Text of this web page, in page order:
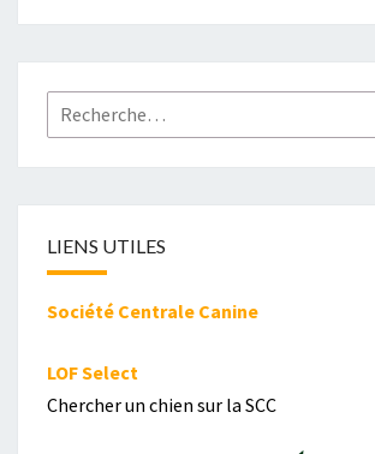
Rechercher :
LIENS UTILES
Société Centrale Canine
LOF Select
Chercher un chien sur la SCC